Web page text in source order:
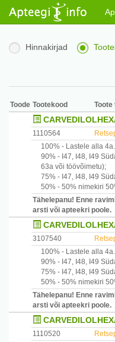
Hinnakirjad
Toode Tootekood Toote
1110564
100% - Lastele alla 4a.
90% - I47, I48, I49
63a või töövõimetu);
75% - I47, I48, I49
50% - 50% nimekiri
Tähelepanu! Enne
arsti või apteekri poole.
3107540
100% - Lastele alla 4a.
90% - I47, I48, I49
75% - I47, I48, I49
50% - 50% nimekiri
Tähelepanu! Enne
arsti või apteekri poole.
1110520